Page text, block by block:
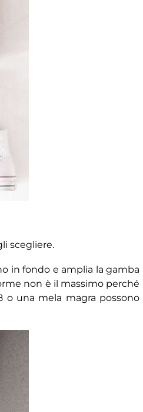
scegliere.
in fondo e amplia la gamba
non è il massimo perché
o una mela magra possono